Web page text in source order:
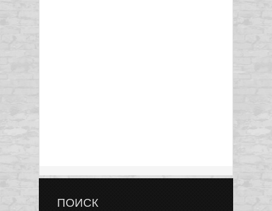
ПОИСК